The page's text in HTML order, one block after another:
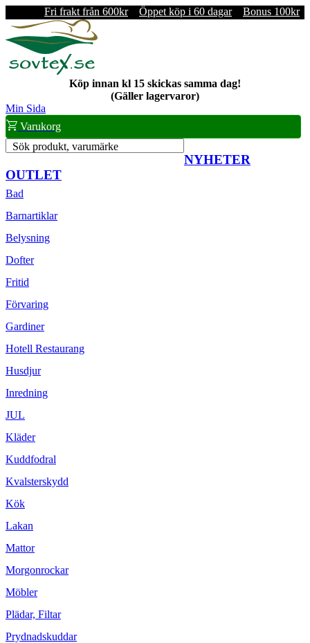
Fri frakt från 600kr Öppet köp i 60 dagar Bonus 100kr
Köp innan kl 15 skickas samma dag!
(Gäller lagervaror)
Min Sida
Varukorg
Sök produkt, varumärke
NYHETER
OUTLET
Bad
Barnartiklar
Belysning
Dofter
Fritid
Förvaring
Gardiner
Hotell Restaurang
Husdjur
Inredning
JUL
Kläder
Kuddfodral
Kvalsterskydd
Kök
Lakan
Mattor
Morgonrockar
Möbler
Plädar, Filtar
Prydnadskuddar